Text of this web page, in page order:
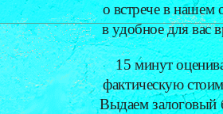
о встрече в нашем
в удобное для вас
15 минут
фактическую
Выдаем залоговый